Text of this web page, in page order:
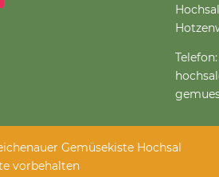
Hochsal
Gemüsekiste Hochsal
vorbehalten